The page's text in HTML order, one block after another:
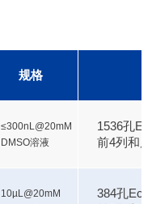
规格
≤300nL@20mM
DMSO溶液
1536孔
前4列和
10µL@20mM
384孔